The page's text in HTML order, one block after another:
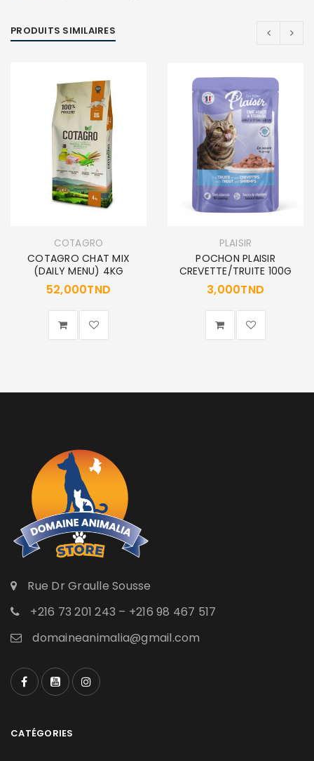
PRODUITS SIMILAIRES
COTAGRO
COTAGRO CHAT MIX
(DAILY MENU) 4KG
52,000TND
PLAISIR
POCHON PLAISIR
CREVETTE/TRUITE 100G
3,000TND
Rue Dr Graulle Sousse
+216 73 201 243 – +216 98 467 517
domaineanimalia@gmail.com
CATÉGORIES